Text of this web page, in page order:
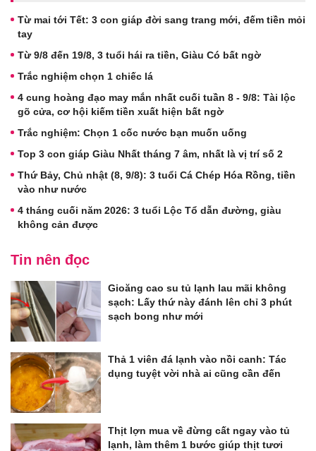
Từ mai tới Tết: 3 con giáp đời sang trang mới, đếm tiền mỏi
tay
Từ 9/8 đến 19/8, 3 tuổi hái ra tiền, Giàu Có bất ngờ
Trắc nghiệm chọn 1 chiếc lá
4 cung hoàng đạo may mắn nhất cuối tuần 8 - 9/8: Tài lộc
gõ cửa, cơ hội kiếm tiền xuất hiện bất ngờ
Trắc nghiệm: Chọn 1 cốc nước bạn muốn uống
Top 3 con giáp Giàu Nhất tháng 7 âm, nhất là vị trí số 2
Thứ Bảy, Chủ nhật (8, 9/8): 3 tuổi Cá Chép Hóa Rồng, tiền
vào như nước
4 tháng cuối năm 2026: 3 tuổi Lộc Tổ dẫn đường, giàu
không cản được
Tin nên đọc
Gioăng cao su tủ lạnh lau mãi không
sạch: Lấy thứ này đánh lên chỉ 3 phút
sạch bong như mới
Thả 1 viên đá lạnh vào nồi canh: Tác
dụng tuyệt vời nhà ai cũng cần đến
Thịt lợn mua về đừng cất ngay vào tủ
lạnh, làm thêm 1 bước giúp thịt tươi